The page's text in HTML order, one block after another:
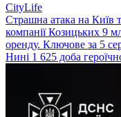
CityLife
Страшна атака на Київ
компанії Козицьких 9
оренду. Ключове за 5
Нині 1 625 доба